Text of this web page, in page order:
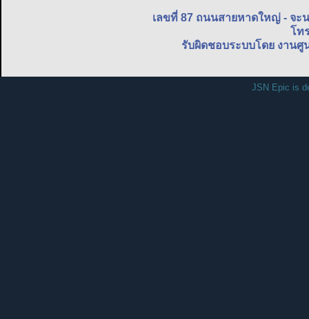
เลขที่ 87 ถนนสายหาดใหญ่ - จ
โท
รับผิดชอบระบบโดย งาน
JSN Epic is